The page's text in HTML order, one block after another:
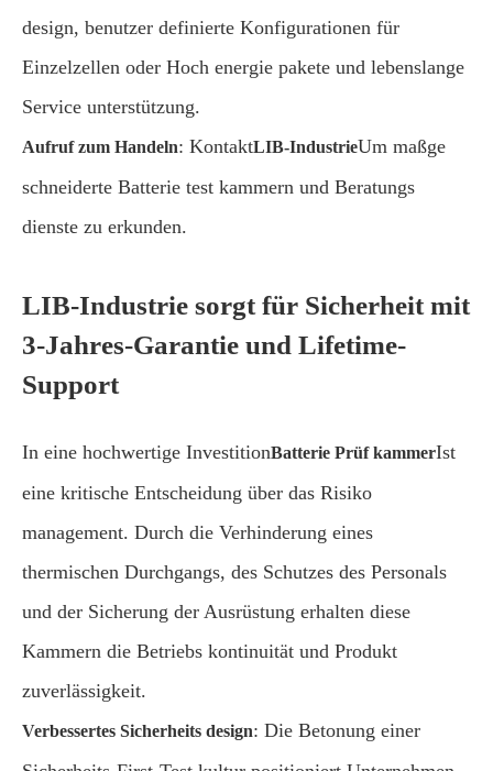
design, benutzer definierte Konfigurationen für
Einzelzellen oder Hoch energie pakete und lebenslange
Service unterstützung.
Aufruf zum Handeln: KontaktLIB-IndustrieUm maßge
schneiderte Batterie test kammern und Beratungs
dienste zu erkunden.
LIB-Industrie sorgt für Sicherheit mit
3-Jahres-Garantie und Lifetime-
Support
In eine hochwertige InvestitionBatterie Prüf kammerIst
eine kritische Entscheidung über das Risiko
management. Durch die Verhinderung eines
thermischen Durchgangs, des Schutzes des Personals
und der Sicherung der Ausrüstung erhalten diese
Kammern die Betriebs kontinuität und Produkt
zuverlässigkeit.
Verbessertes Sicherheits design: Die Betonung einer